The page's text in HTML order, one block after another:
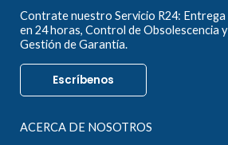
Contrate nuestro Servicio R24: Entrega
en 24 horas, Control de Obsolescencia y
Gestión de Garantía.
Escríbenos
ACERCA DE NOSOTROS